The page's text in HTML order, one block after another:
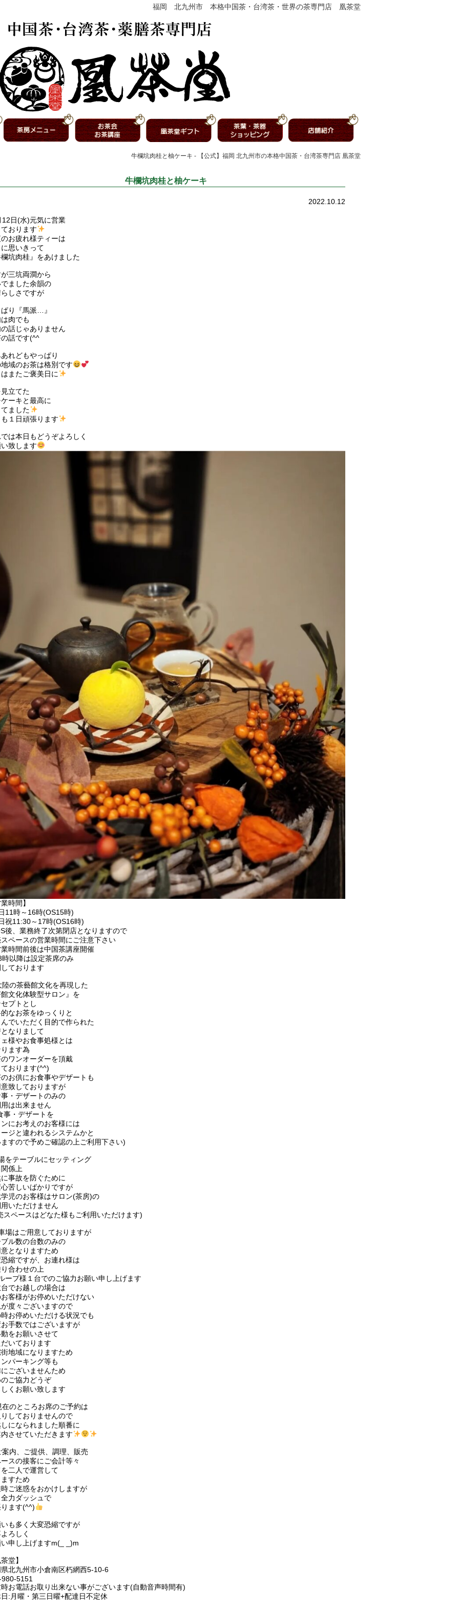
福岡 北九州市 本格中国茶・台湾茶・世界の茶専門店 凰茶堂
牛欄坑肉桂と柚ケーキ - 【公式】福岡 北九州市の本格中国茶・台湾茶専門店 凰茶堂
牛欄坑肉桂と柚ケーキ
2022.10.12
12日(水)元気に営業
おります
お疲れ様ティーは
思いきって
坑肉桂』をあけました
三坑両澗から
ました余韻の
しさですが
り『馬派…』
肉でも
話じゃありません
話です(^^ゞ
れどもやっぱり
域のお茶は格別です
またご褒美日に
立てた
ーキと最高に
ました
１日頑張ります
は本日もどうぞよろしく
致します
時間】
11時～16時(OS15時)
祝11:30～17時(OS16時)
後、業務終了次第閉店となりますので
ペースの営業時間にご注意下さい
時間前後は中国茶講座開催
以降は設定茶席のみ
ております
陸の茶藝館文化を再現した
文化体験型サロン』を
プトとし
なお茶をゆっくりと
でいただく目的で作られた
なりまして
様やお食事処様とは
ます為
ワンオーダーを頂戴
おります(^^)
お供にお食事やデザートも
致しておりますが
・デザートのみの
は出来ません
事・デザートを
にお考えのお客様には
ジと違われるシステムかと
すので予めご確認の上ご利用下さい)
をテーブルにセッティング
係上
事故を防ぐために
苦しいばかりですが
児のお客様はサロン(茶房)の
いただけません
スペースはどなた様もご利用いただけます)
場はご用意しておりますが
ル数の台数のみの
となりますため
縮ですが、お連れ様は
合わせの上
ープ様１台でのご協力お願い申し上げます
でお越しの場合は
客様がお停めいただけない
度々ございますので
お停めいただける状況でも
手数ではございますが
をお願いさせて
いております
地域になりますため
パーキング等も
ございませんため
ご協力どうぞ
くお願い致します
在のところお席のご予約は
しておりませんので
になられました順番に
させていただきます
案内、ご提供、調理、販売
スの接客にご会計等々
二人で運営して
すため
ご迷惑をおかけしますが
力ダッシュで
ます(^^)
も多く大変恐縮ですが
ろしく
申し上げますm(_ _)m
堂】
北九州市小倉南区朽網西5-10-6
5151
お電話お取り出来ない事がございます(自動音声時間有)
:月曜・第三日曜+配達日不定休